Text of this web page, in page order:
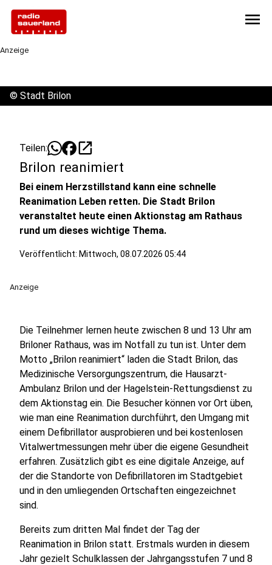
menu
Anzeige
© Stadt Brilon
Teilen: open_in_new
Brilon reanimiert
Bei einem Herzstillstand kann eine schnelle
Reanimation Leben retten. Die Stadt Brilon
veranstaltet heute einen Aktionstag am Rathaus
rund um dieses wichtige Thema.
Veröffentlicht: Mittwoch, 08.07.2026 05:44
Anzeige
Die Teilnehmer lernen heute zwischen 8 und 13 Uhr am
Briloner Rathaus, was im Notfall zu tun ist. Unter dem
Motto „Brilon reanimiert“ laden die Stadt Brilon, das
Medizinische Versorgungszentrum, die Hausarzt-
Ambulanz Brilon und der Hagelstein-Rettungsdienst zu
dem Aktionstag ein. Die Besucher können vor Ort üben,
wie man eine Reanimation durchführt, den Umgang mit
einem Defibrillator ausprobieren und bei kostenlosen
Vitalwertmessungen mehr über die eigene Gesundheit
erfahren. Zusätzlich gibt es eine digitale Anzeige, auf
der die Standorte von Defibrillatoren im Stadtgebiet
und in den umliegenden Ortschaften eingezeichnet
sind.
Bereits zum dritten Mal findet der Tag der
Reanimation in Brilon statt. Erstmals wurden in diesem
Jahr gezielt Schulklassen der Jahrgangsstufen 7 und 8